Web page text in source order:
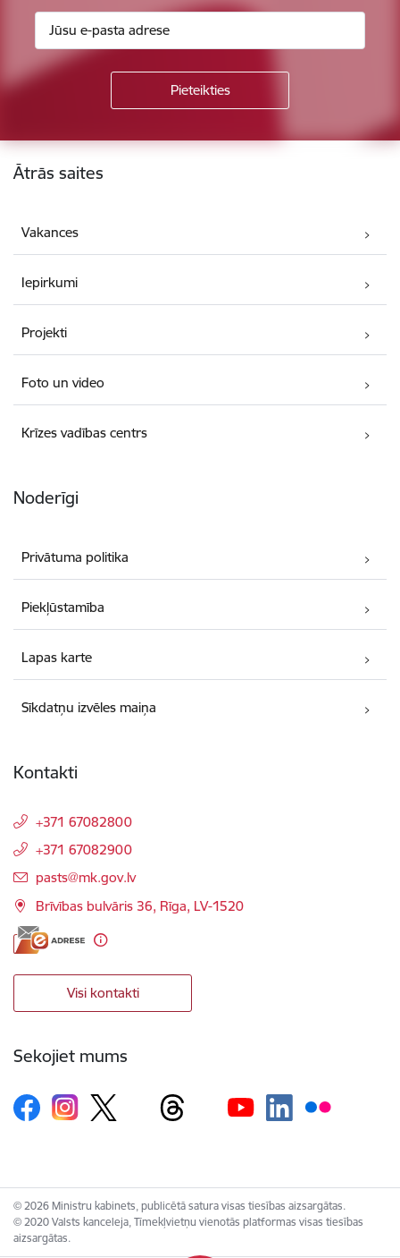
Kājene
Ātrās saites
Vakances
Iepirkumi
Projekti
Foto un video
Krīzes vadības centrs
Noderīgi
Privātuma politika
Piekļūstamība
Lapas karte
Sīkdatņu izvēles maiņa
Kontakti
+371 67082800
+371 67082900
E-pasts:
pasts@mk.gov.lv
Brīvības bulvāris 36, Rīga, LV-1520
Visi kontakti
Sekojiet mums
© 2026 Ministru kabinets, publicētā satura visas tiesības aizsargātas.
© 2020 Valsts kanceleja, Tīmekļvietņu vienotās platformas visas tiesības
aizsargātas.